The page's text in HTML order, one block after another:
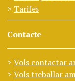
Tarifes
Contacte
Vols contactar
Vols treballar